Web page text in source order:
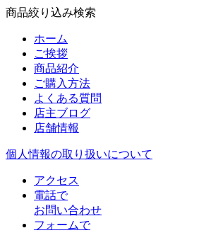
商品絞り込み検索
ホーム
ご挨拶
商品紹介
ご購入方法
よくある質問
店主ブログ
店舗情報
個人情報の取り扱いについて
アクセス
電話で
お問い合わせ
フォームで